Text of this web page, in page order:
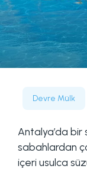
Devre Mülk
Antalya’da
sabahlardan
içeri usulca